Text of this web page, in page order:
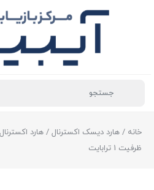
خانه / هارد دیسک اکسترنال
ظرفیت 1 ترابایت